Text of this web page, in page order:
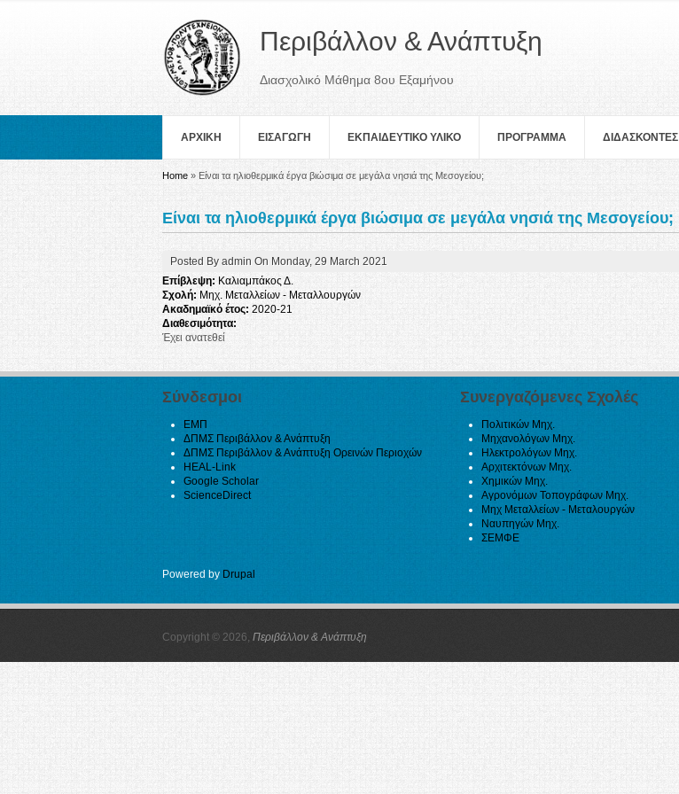
Περιβάλλον & Ανάπτυξη
Διασχολικό Μάθημα 8ου Εξαμήνου
ΑΡΧΙΚΗ ΕΙΣΑΓΩΓΗ ΕΚΠΑΙΔΕΥΤΙΚΟ ΥΛΙΚΟ ΠΡOΓΡΑΜΜΑ ΔΙΔΑΣΚΟΝΤΕΣ
You are here
Home » Είναι τα ηλιοθερμικά έργα βιώσιμα σε μεγάλα νησιά της Μεσογείου;
Είναι τα ηλιοθερμικά έργα βιώσιμα σε μεγάλα νησιά της Μεσογείου;
Posted By admin On Monday, 29 March 2021
Επίβλεψη: Καλιαμπάκος Δ.
Σχολή: Μηχ. Μεταλλείων - Μεταλλουργών
Ακαδημαϊκό έτος: 2020-21
Διαθεσιμότητα:
Έχει ανατεθεί
Σύνδεσμοι
ΕΜΠ
ΔΠΜΣ Περιβάλλον & Ανάπτυξη
ΔΠΜΣ Περιβάλλον & Ανάπτυξη Ορεινών Περιοχών
HEAL-Link
Google Scholar
ScienceDirect
Συνεργαζόμενες Σχολές
Πολιτικών Μηχ.
Μηχανολόγων Μηχ.
Ηλεκτρολόγων Μηχ.
Αρχιτεκτόνων Μηχ.
Χημικών Μηχ.
Αγρονόμων Τοπογράφων Μηχ.
Μηχ Μεταλλείων - Μεταλουργών
Ναυπηγών Μηχ.
ΣΕΜΦΕ
Powered by Drupal
Copyright © 2026, Περιβάλλον & Ανάπτυξη